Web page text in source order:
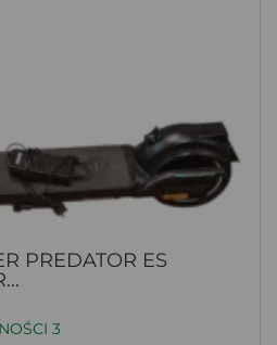
PREDATOR ES
3